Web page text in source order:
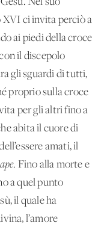
XVI ci invita perciò a
ai piedi della croce
il discepolo
gli sguardi di tutti,
proprio sulla croce
per gli altri fino a
abita il cuore di
amati, il
. Fino alla morte e
a quel punto
il quale ha
l’amore